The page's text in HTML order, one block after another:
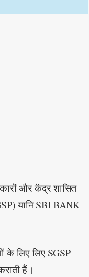
और केंद्र शासित
यानि SBI BANK
के लिए लिए SGSP
हैं।